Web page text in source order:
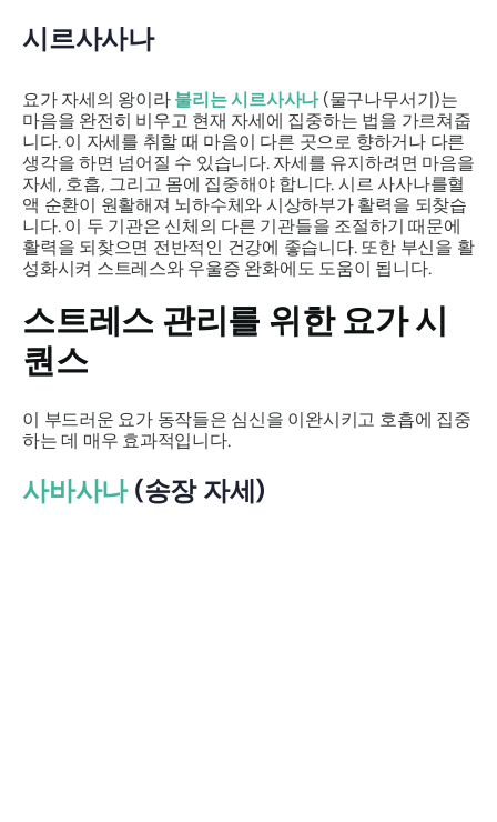
시르사사나
요가 자세의 왕이라 불리는 시르사사나(물구나무서기)는
마음을 완전히 비우고 현재 자세에 집중하는 법을 가르쳐줍
니다. 이 자세를 취할 때 마음이 다른 곳으로 향하거나 다른
생각을 하면 넘어질 수 있습니다. 자세를 유지하려면 마음을
자세, 호흡, 그리고 몸에 집중해야 합니다. 시르사사나를혈
액 순환이 원활해져 뇌하수체와 시상하부가 활력을 되찾습
니다. 이 두 기관은 신체의 다른 기관들을 조절하기 때문에
활력을 되찾으면 전반적인 건강에 좋습니다. 또한 부신을 활
성화시켜 스트레스와 우울증 완화에도 도움이 됩니다.
스트레스 관리를 위한 요가 시
퀀스
이 부드러운 요가 동작들은 심신을 이완시키고 호흡에 집중
하는 데 매우 효과적입니다.
사바사나(송장 자세)